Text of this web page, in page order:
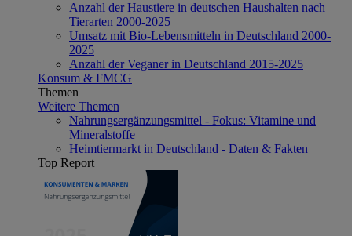
Anzahl der Haustiere in deutschen Haushalten nach
Tierarten 2000-2025
Umsatz mit Bio-Lebensmitteln in Deutschland 2000-
2025
Anzahl der Veganer in Deutschland 2015-2025
Konsum & FMCG
Themen
Weitere Themen
Nahrungsergänzungsmittel - Fokus: Vitamine und
Mineralstoffe
Heimtiermarkt in Deutschland - Daten & Fakten
Top Report